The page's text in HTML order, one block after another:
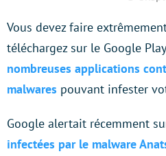
Vous devez faire
téléchargez sur le Google
nombreuses applications
malwares pouvant infester
Google alertait récemment
infectées par le malware